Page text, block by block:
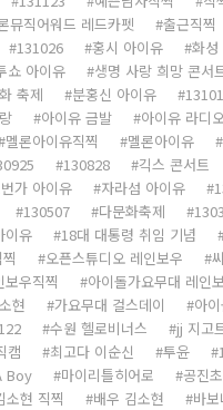
뮤직어워드 레드카펫 출근직찍
131026 홍시 아이유
화성
쇼 아이유
생명 사랑 희망 콘서
축제 분홍신 아이유
아이유 금발 아이유 라디
멜론아이유직찍 멜론아이유
130828 긱스 콘서트
가 아이유 자라섬 아이유
130507 다문화축제
이유 18대 대통령 취임 기념
오픈스튜디오 레인보우
보우직찍
아이돌가요무대 레인
현 가요무대 걸스데이 아
수원 헬로비너스 jj 지고
캠 최고다 이순신 투윤
Boy 마이리틀히어로 공진초
소현 직찍 배우 김소현
바